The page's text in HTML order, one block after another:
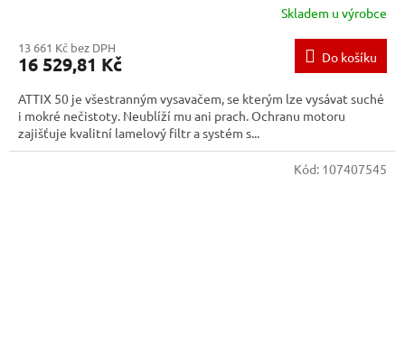
Skladem u výrobce
13 661 Kč bez DPH
16 529,81 Kč Do košíku
ATTIX 50 je všestranným vysavačem, se kterým lze vysávat suché
i mokré nečistoty. Neublíží mu ani prach. Ochranu motoru
zajišťuje kvalitní lamelový filtr a systém s...
Kód: 107407545